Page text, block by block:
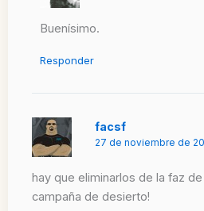
Buenísimo.
Responder
facsf
27 de noviembre de
hay que eliminarlos de la faz
campaña de desierto!